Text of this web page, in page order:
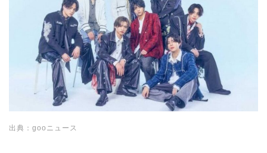
出典：gooニュース